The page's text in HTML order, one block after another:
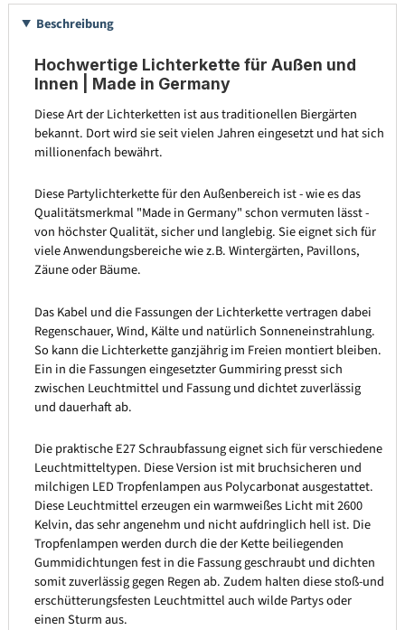
Beschreibung
Hochwertige Lichterkette für Außen und
Innen | Made in Germany
Diese Art der Lichterketten ist aus traditionellen Biergärten
bekannt. Dort wird sie seit vielen Jahren eingesetzt und hat sich
millionenfach bewährt.
Diese Partylichterkette für den Außenbereich ist - wie es das
Qualitätsmerkmal "Made in Germany" schon vermuten lässt -
von höchster Qualität, sicher und langlebig. Sie eignet sich für
viele Anwendungsbereiche wie z.B. Wintergärten, Pavillons,
Zäune oder Bäume.
Das Kabel und die Fassungen der Lichterkette vertragen dabei
Regenschauer, Wind, Kälte und natürlich Sonneneinstrahlung.
So kann die Lichterkette ganzjährig im Freien montiert bleiben.
Ein in die Fassungen eingesetzter Gummiring presst sich
zwischen Leuchtmittel und Fassung und dichtet zuverlässig
und dauerhaft ab.
Die praktische E27 Schraubfassung eignet sich für verschiedene
Leuchtmitteltypen. Diese Version ist mit bruchsicheren und
milchigen LED Tropfenlampen aus Polycarbonat ausgestattet.
Diese Leuchtmittel erzeugen ein warmweißes Licht mit 2600
Kelvin, das sehr angenehm und nicht aufdringlich hell ist. Die
Tropfenlampen werden durch die der Kette beiliegenden
Gummidichtungen fest in die Fassung geschraubt und dichten
somit zuverlässig gegen Regen ab. Zudem halten diese stoß-und
erschütterungsfesten Leuchtmittel auch wilde Partys oder
einen Sturm aus.